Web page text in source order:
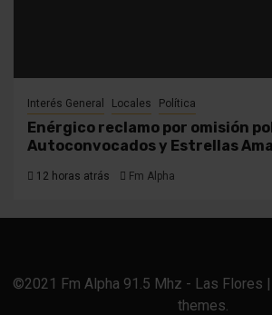
Interés General Locales Política
Enérgico reclamo por omisión
Autoconvocados y Estrellas
12 horas atrás Fm Alpha
©2021 Fm Alpha 91.5 Mhz - Las Flores |
themes.